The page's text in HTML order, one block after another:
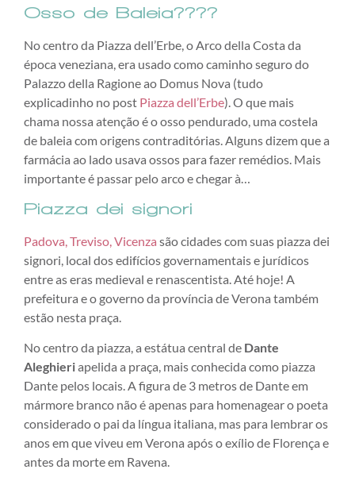
Osso de Baleia????
No centro da Piazza dell’Erbe, o Arco della Costa da
época veneziana, era usado como caminho seguro do
Palazzo della Ragione ao Domus Nova (tudo
explicadinho no post Piazza dell’Erbe). O que mais
chama nossa atenção é o osso pendurado, uma costela
de baleia com origens contraditórias. Alguns dizem que a
farmácia ao lado usava ossos para fazer remédios. Mais
importante é passar pelo arco e chegar à…
Piazza dei signori
Padova, Treviso, Vicenza são cidades com suas piazza dei
signori, local dos edifícios governamentais e jurídicos
entre as eras medieval e renascentista. Até hoje! A
prefeitura e o governo da província de Verona também
estão nesta praça.
No centro da piazza, a estátua central de Dante
Aleghieriapelida a praça, mais conhecida como piazza
Dante pelos locais. A figura de 3 metros de Dante em
mármore branco não é apenas para homenagear o poeta
considerado o pai da língua italiana, mas para lembrar os
anos em que viveu em Verona após o exílio de Florença e
antes da morte em Ravena.